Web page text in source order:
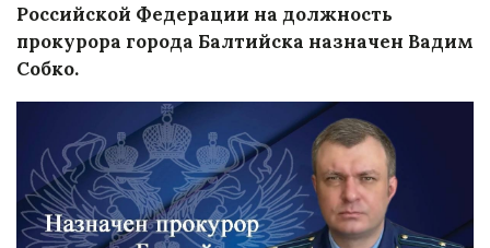
Российской Федерации на должность
прокурора города Балтийска назначен Вадим
Собко.